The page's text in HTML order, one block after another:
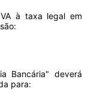
à taxa legal em
Bancária" deverá
para: